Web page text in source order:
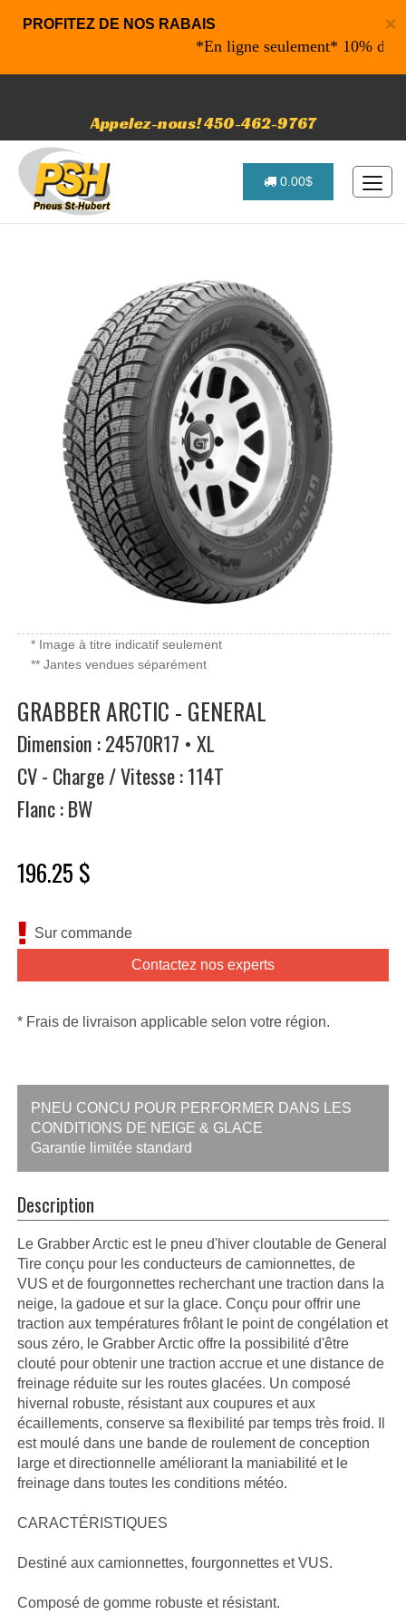
×
PROFITEZ DE NOS RABAIS
*En ligne seulement* 10% de
Appelez-nous! 450-462-9767
0.00$
* Image à titre indicatif seulement
** Jantes vendues séparément
GRABBER ARCTIC - GENERAL
Dimension : 24570R17 • XL
CV - Charge / Vitesse : 114T
Flanc : BW
196.25 $
Sur commande
Contactez nos experts
* Frais de livraison applicable selon votre région.
PNEU CONCU POUR PERFORMER DANS LES
CONDITIONS DE NEIGE & GLACE
Garantie limitée standard
Description
Le Grabber Arctic est le pneu d'hiver cloutable de General
Tire conçu pour les conducteurs de camionnettes, de
VUS et de fourgonnettes recherchant une traction dans la
neige, la gadoue et sur la glace. Conçu pour offrir une
traction aux températures frôlant le point de congélation et
sous zéro, le Grabber Arctic offre la possibilité d'être
clouté pour obtenir une traction accrue et une distance de
freinage réduite sur les routes glacées. Un composé
hivernal robuste, résistant aux coupures et aux
écaillements, conserve sa flexibilité par temps très froid. Il
est moulé dans une bande de roulement de conception
large et directionnelle améliorant la maniabilité et le
freinage dans toutes les conditions météo.
CARACTÉRISTIQUES
Destiné aux camionnettes, fourgonnettes et VUS.
Composé de gomme robuste et résistant.